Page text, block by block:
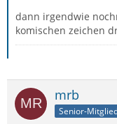
dann irgendwie
komischen zeichen
mrb
Senior-